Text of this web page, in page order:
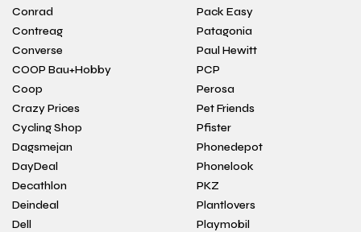
Conrad
Contreag
Converse
COOP Bau+Hobby
Coop
Crazy Prices
Cycling Shop
Dagsmejan
DayDeal
Decathlon
Deindeal
Dell
Pack Easy
Patagonia
Paul Hewitt
PCP
Perosa
Pet Friends
Pfister
Phonedepot
Phonelook
PKZ
Plantlovers
Playmobil